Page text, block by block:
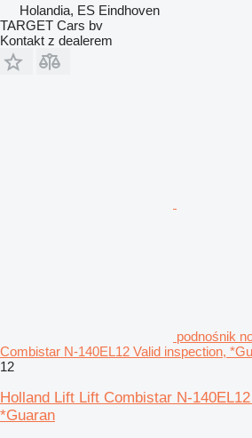
Holandia, ES Eindhoven
TARGET Cars bv
Kontakt z dealerem
podnośnik
Combistar N-140EL12 Valid inspection,
12
Holland Lift Lift Combistar N-
*Guaran